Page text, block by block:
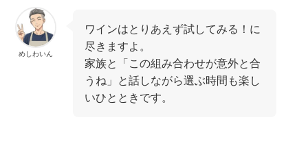
めしわいん
ワインはとりあえず試してみる！に
尽きますよ。
家族と「この組み合わせが意外と合
うね」と話しながら選ぶ時間も楽し
いひとときです。